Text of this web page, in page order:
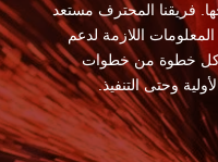
فريقنا المحترف مستعد
اللازمة لدعم
كل خطوة من خطوات
وحتى التنفيذ.